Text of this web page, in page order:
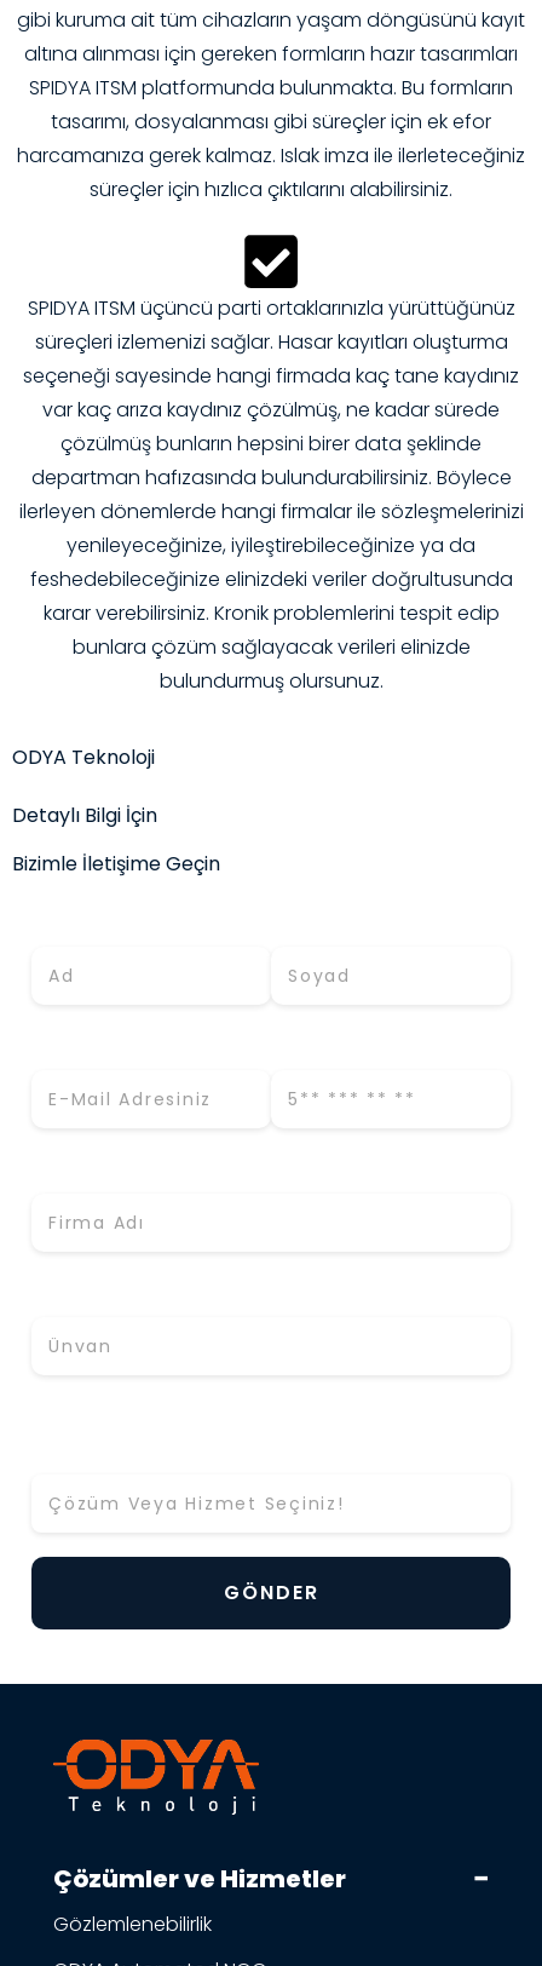
gibi kuruma ait tüm cihazların yaşam döngüsünü kayıt
altına alınması için gereken formların hazır tasarımları
SPIDYA ITSM platformunda bulunmakta. Bu formların
tasarımı, dosyalanması gibi süreçler için ek efor
harcamanıza gerek kalmaz. Islak imza ile ilerleteceğiniz
süreçler için hızlıca çıktılarını alabilirsiniz.
SPIDYA ITSM üçüncü parti ortaklarınızla yürüttüğünüz
süreçleri izlemenizi sağlar. Hasar kayıtları oluşturma
seçeneği sayesinde hangi firmada kaç tane kaydınız
var kaç arıza kaydınız çözülmüş, ne kadar sürede
çözülmüş bunların hepsini birer data şeklinde
departman hafızasında bulundurabilirsiniz. Böylece
ilerleyen dönemlerde hangi firmalar ile sözleşmelerinizi
yenileyeceğinize, iyileştirebileceğinize ya da
feshedebileceğinize elinizdeki veriler doğrultusunda
karar verebilirsiniz. Kronik problemlerini tespit edip
bunlara çözüm sağlayacak verileri elinizde
bulundurmuş olursunuz.
ODYA Teknoloji
Detaylı Bilgi İçin
Bizimle İletişime Geçin
Çözümler ve Hizmetler
Gözlemlenebilirlik